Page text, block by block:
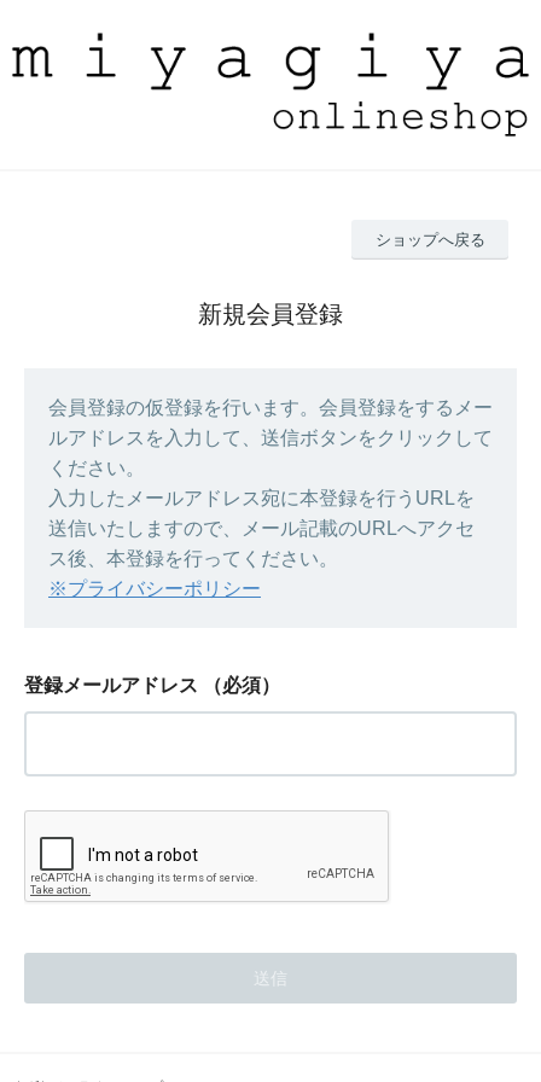
ショップへ戻る
新規会員登録
会員登録の仮登録を行います。会員登録をするメー
ルアドレスを入力して、送信ボタンをクリックして
ください。
入力したメールアドレス宛に本登録を行うURLを
送信いたしますので、メール記載のURLへアクセ
ス後、本登録を行ってください。
※プライバシーポリシー
登録メールアドレス （必須）